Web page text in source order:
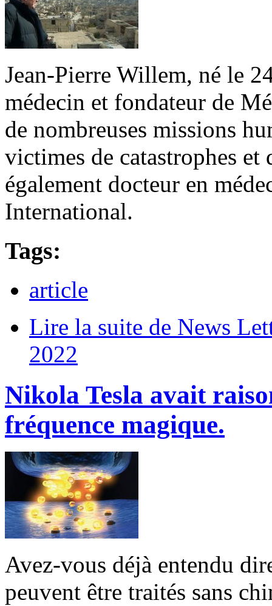
Jean-Pierre Willem, né le
médecin et fondateur de
de nombreuses missions
victimes de catastrophes
également docteur en
International.
Tags:
article
Lire la suite de News
2022
Nikola Tesla avait
fréquence magique.
Avez-vous déjà entendu
peuvent être traités sans